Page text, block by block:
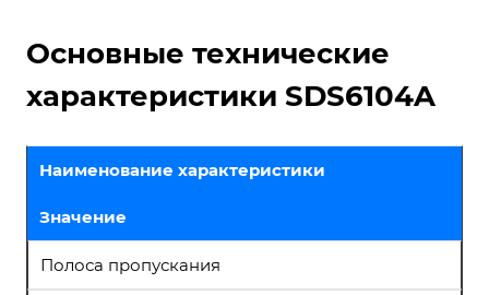
Основные технические
характеристики SDS6104A
Наименование характеристики
Значение
Полоса пропускания